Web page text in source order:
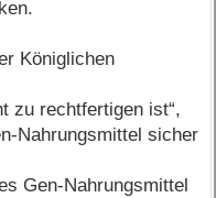
Königlichen
zu rechtfertigen ist“,
Nahrungsmittel sicher
Gen-Nahrungsmittel